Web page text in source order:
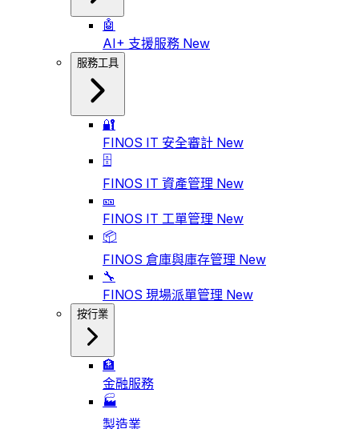
🤖
AI+ 支援服務 New
服務工具
🔐
FINOS IT 安全審計 New
🗄️
FINOS IT 資產管理 New
🎫
FINOS IT 工單管理 New
📦
FINOS 倉庫與庫存管理 New
🔧
FINOS 現場派單管理 New
按行業
🏦
金融服務
🏭
製造業